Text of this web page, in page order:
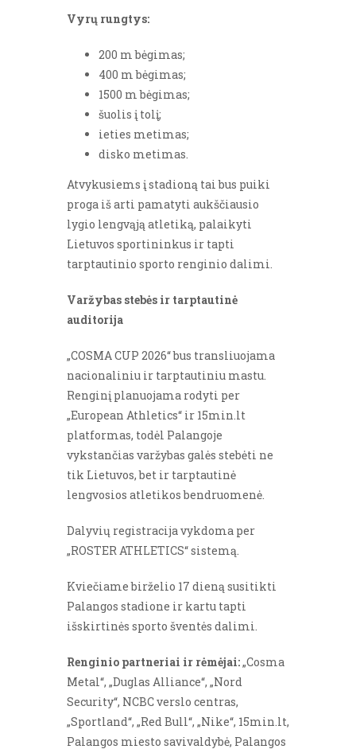
Vyrų rungtys:
200 m bėgimas;
400 m bėgimas;
1500 m bėgimas;
šuolis į tolį;
ieties metimas;
disko metimas.
Atvykusiems į stadioną tai bus puiki
proga iš arti pamatyti aukščiausio
lygio lengvąją atletiką, palaikyti
Lietuvos sportininkus ir tapti
tarptautinio sporto renginio dalimi.
Varžybas stebės ir tarptautinė
auditorija
„COSMA CUP 2026“ bus transliuojama
nacionaliniu ir tarptautiniu mastu.
Renginį planuojama rodyti per
„European Athletics“ ir 15min.lt
platformas, todėl Palangoje
vykstančias varžybas galės stebėti ne
tik Lietuvos, bet ir tarptautinė
lengvosios atletikos bendruomenė.
Dalyvių registracija vykdoma per
„ROSTER ATHLETICS“ sistemą.
Kviečiame birželio 17 dieną susitikti
Palangos stadione ir kartu tapti
išskirtinės sporto šventės dalimi.
Renginio partneriai ir rėmėjai:„Cosma
Metal“, „Duglas Alliance“, „Nord
Security“, NCBC verslo centras,
„Sportland“, „Red Bull“, „Nike“, 15min.lt,
Palangos miesto savivaldybė, Palangos